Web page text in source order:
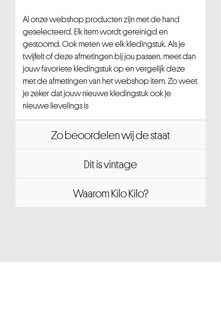
Al onze webshop producten zijn met de hand
geselecteerd. Elk item wordt gereinigd en
gestoomd. Ook meten we elk kledingstuk. Als je
twijfelt of deze afmetingen bij jou passen, meet dan
jouw favoriete kledingstuk op en vergelijk deze
met de afmetingen van het webshop item. Zo weet
je zeker dat jouw nieuwe kledingstuk ook je
nieuwe lievelings is
Zo beoordelen wij de staat
Dit is vintage
Waarom Kilo Kilo?